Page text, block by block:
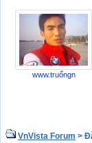
www.truốngn
VnVista Forum >